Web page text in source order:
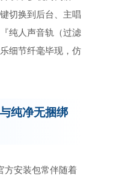
切换到后台、主唱
纯人声音轨（过滤
细节纤毫毕现，仿
纯净无捆绑
方安装包常伴随着